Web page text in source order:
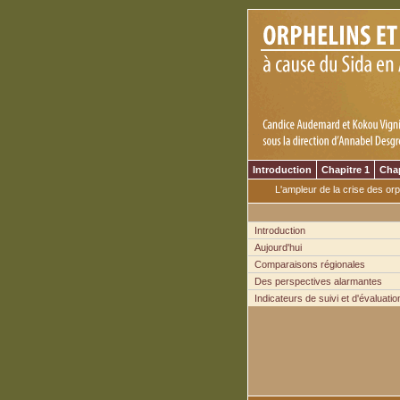
Introduction Chapitre 1
L'ampleur de la crise des
Introduction
Aujourd'hui
Comparaisons régionales
Des perspectives alarmantes
Indicateurs de suivi et